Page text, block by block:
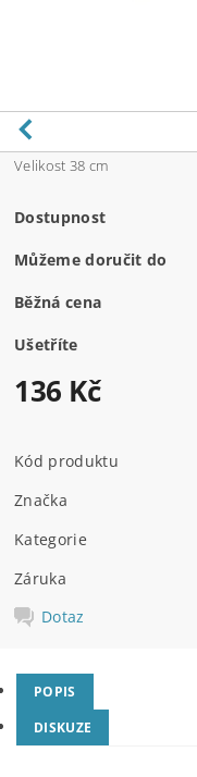
Velikost 38 cm
Dostupnost
Můžeme doručit do
Běžná cena
Ušetříte
136 Kč
Kód produktu
Značka
Kategorie
Záruka
Dotaz
POPIS
DISKUZE